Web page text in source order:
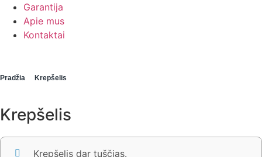
Garantija
Apie mus
Kontaktai
Pradžia Krepšelis
Krepšelis
Krepšelis dar tuščias.